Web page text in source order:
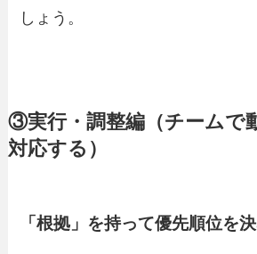
しょう。
③実行・調整編（チームで
対応する）
「根拠」を持って優先順位を